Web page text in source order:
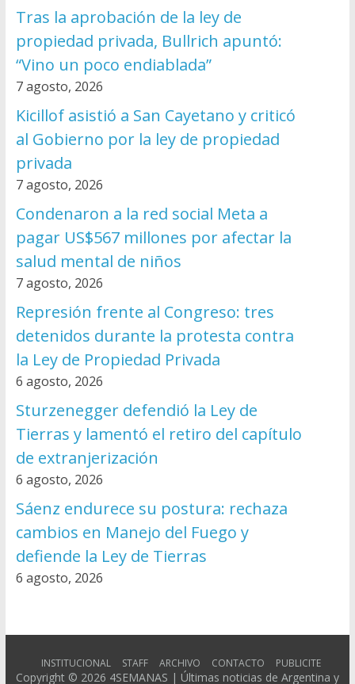
Tras la aprobación de la ley de
propiedad privada, Bullrich apuntó:
“Vino un poco endiablada”
7 agosto, 2026
Kicillof asistió a San Cayetano y criticó
al Gobierno por la ley de propiedad
privada
7 agosto, 2026
Condenaron a la red social Meta a
pagar US$567 millones por afectar la
salud mental de niños
7 agosto, 2026
Represión frente al Congreso: tres
detenidos durante la protesta contra
la Ley de Propiedad Privada
6 agosto, 2026
Sturzenegger defendió la Ley de
Tierras y lamentó el retiro del capítulo
de extranjerización
6 agosto, 2026
Sáenz endurece su postura: rechaza
cambios en Manejo del Fuego y
defiende la Ley de Tierras
6 agosto, 2026
INSTITUCIONAL STAFF ARCHIVO CONTACTO PUBLICITE
Copyright © 2026 4SEMANAS | Últimas noticias de Argentina y